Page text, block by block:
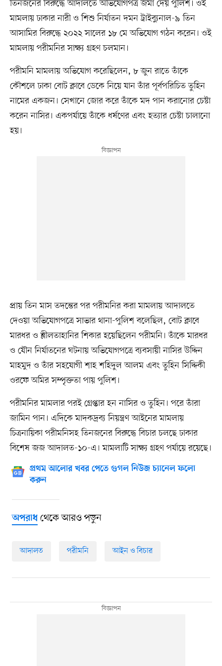
তিনজনের বিরুদ্ধে আদালতে অভিযোগপত্র জমা দেয় পুলিশ। ওই
মামলায় ঢাকার নারী ও শিশু নির্যাতন দমন ট্রাইব্যুনাল-৯ তিন
আসামির বিরুদ্ধে ২০২২ সালের ১৮ মে অভিযোগ গঠন করেন। ওই
মামলায় পরীমনির সাক্ষ্য গ্রহণ চলমান।
পরীমনি মামলায় অভিযোগ করেছিলেন, ৮ জুন রাতে তাঁকে
কৌশলে ঢাকা বোট ক্লাবে ডেকে নিয়ে যান তাঁর পূর্বপরিচিত তুহিন
নামের একজন। সেখানে জোর করে তাঁকে মদ পান করানোর চেষ্টা
করেন নাসির। একপর্যায়ে তাঁকে ধর্ষণের এবং হত্যার চেষ্টা চালানো
হয়।
প্রায় তিন মাস তদন্তের পর পরীমনির করা মামলায় আদালতে
দেওয়া অভিযোগপত্রে সাভার থানা-পুলিশ বলেছিল, বোট ক্লাবে
মারধর ও শ্লীলতাহানির শিকার হয়েছিলেন পরীমনি। তাঁকে মারধর
ও যৌন নির্যাতনের ঘটনায় অভিযোগপত্রে ব্যবসায়ী নাসির উদ্দিন
মাহমুদ ও তাঁর সহযোগী শাহ শহিদুল আলম এবং তুহিন সিদ্দিকী
ওরফে অমির সম্পৃক্ততা পায় পুলিশ।
পরীমনির মামলার পরই গ্রেপ্তার হন নাসির ও তুহিন। পরে তাঁরা
জামিন পান। এদিকে মাদকদ্রব্য নিয়ন্ত্রণ আইনের মামলায়
চিত্রনায়িকা পরীমনিসহ তিনজনের বিরুদ্ধে বিচার চলছে ঢাকার
বিশেষ জজ আদালত-১০-এ। মামলাটি সাক্ষ্য গ্রহণ পর্যায়ে রয়েছে।
প্রথম আলোর খবর পেতে গুগল নিউজ চ্যানেল ফলো
করুন
অপরাধথেকে আরও পড়ুন
আদালত পরীমনি আইন ও বিচার